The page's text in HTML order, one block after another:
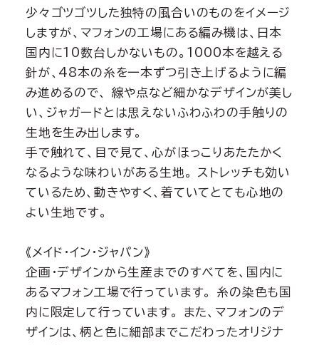
少々ゴツゴツした独特の風合いのものをイメージ
しますが、マフォンの工場にある編み機は、日本
国内に10数台しかないもの。1000本を越える
針が、48本の糸を一本ずつ引き上げるように編
み進めるので、 線や点など細かなデザインが美し
い、ジャガードとは思えないふわふわの手触りの
生地を生み出します。
手で触れて、目で見て、心がほっこりあたたかく
なるような味わいがある生地。 ストレッチも効い
ているため、動きやすく、着ていてとても心地の
よい生地です。
《メイド・イン・ジャパン》
企画・デザインから生産までのすべてを、国内に
あるマフォン工場で行っています。 糸の染色も国
内に限定して行っています。 また、マフォンのデ
ザインは、柄と色に細部までこだわったオリジナ